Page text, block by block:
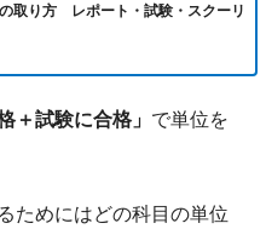
取り方 レポート・試験・スクーリ
＋試験に合格」 で単位を
ためにはどの科目の単位